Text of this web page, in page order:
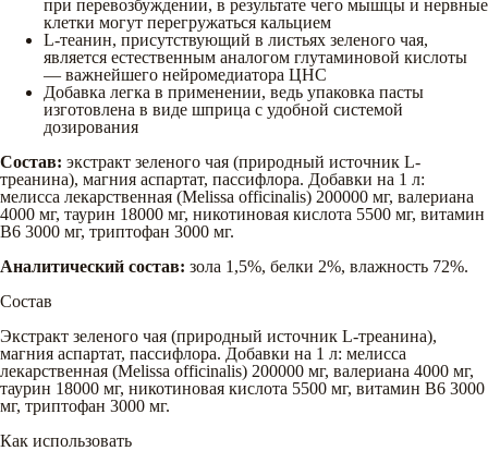
при перевозбуждении, в результате чего мышцы и нервные
клетки могут перегружаться кальцием
L-теанин, присутствующий в листьях зеленого чая,
является естественным аналогом глутаминовой кислоты
— важнейшего нейромедиатора ЦНС
Добавка легка в применении, ведь упаковка пасты
изготовлена в виде шприца с удобной системой
дозирования
Состав: экстракт зеленого чая (природный источник L-
треанина), магния аспартат, пассифлора. Добавки на 1 л:
мелисса лекарственная (Melissa officinalis) 200000 мг, валериана
4000 мг, таурин 18000 мг, никотиновая кислота 5500 мг, витамин
B6 3000 мг, триптофан 3000 мг.
Аналитический состав: зола 1,5%, белки 2%, влажность 72%.
Состав
Экстракт зеленого чая (природный источник L-треанина),
магния аспартат, пассифлора. Добавки на 1 л: мелисса
лекарственная (Melissa officinalis) 200000 мг, валериана 4000 мг,
таурин 18000 мг, никотиновая кислота 5500 мг, витамин B6 3000
мг, триптофан 3000 мг.
Как использовать